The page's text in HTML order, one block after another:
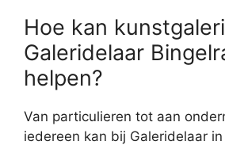
Hoe kan
Galeridelaar
helpen?
Van particulieren tot aan
iedereen kan bij Galeridelaar